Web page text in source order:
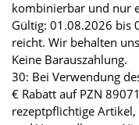
kombinierbar und nur
Gültig: 01.08.2026 bis
reicht. Wir behalten
Keine Barauszahlung.
30: Bei Verwendung
€ Rabatt auf PZN
rezeptpflichtige Artikel,